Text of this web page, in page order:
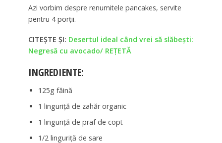
Azi vorbim despre renumitele pancakes, servite
pentru 4 porţii.
CITEȘTE ȘI: Desertul ideal când vrei să slăbeşti:
Negresă cu avocado/ REŢETĂ
INGREDIENTE:
125g făină
1 linguriţă de zahăr organic
1 linguriţă de praf de copt
1/2 linguriţă de sare